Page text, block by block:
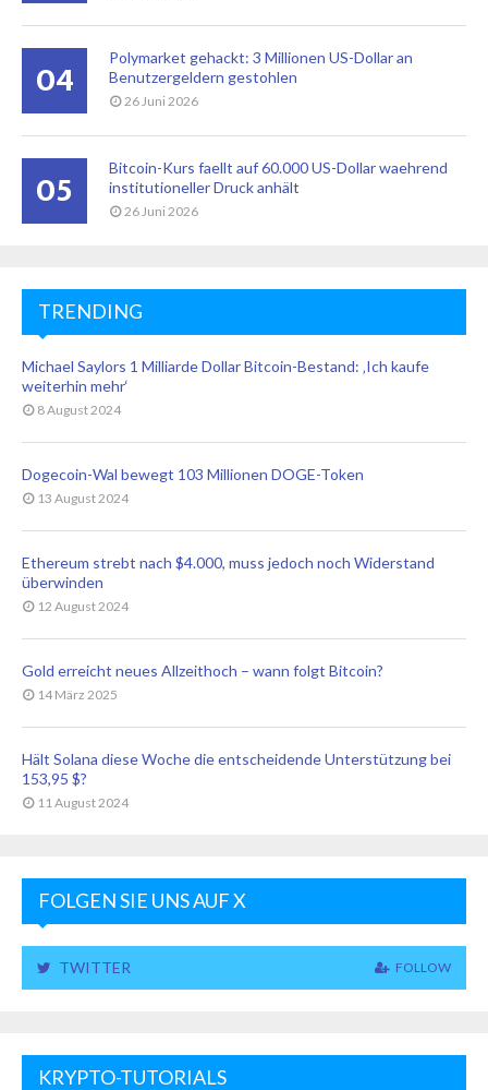
04
Polymarket gehackt: 3 Millionen US-Dollar an
Benutzergeldern gestohlen
26 Juni 2026
05
Bitcoin-Kurs faellt auf 60.000 US-Dollar waehrend
institutioneller Druck anhält
26 Juni 2026
TRENDING
Michael Saylors 1 Milliarde Dollar Bitcoin-Bestand: ‚Ich kaufe
weiterhin mehr‘
8 August 2024
Dogecoin-Wal bewegt 103 Millionen DOGE-Token
13 August 2024
Ethereum strebt nach $4.000, muss jedoch noch Widerstand
überwinden
12 August 2024
Gold erreicht neues Allzeithoch – wann folgt Bitcoin?
14 März 2025
Hält Solana diese Woche die entscheidende Unterstützung bei
153,95 $?
11 August 2024
FOLGEN SIE UNS AUF X
TWITTER FOLLOW
KRYPTO-TUTORIALS